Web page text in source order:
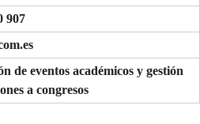
907
de eventos académicos y gestión
a congresos